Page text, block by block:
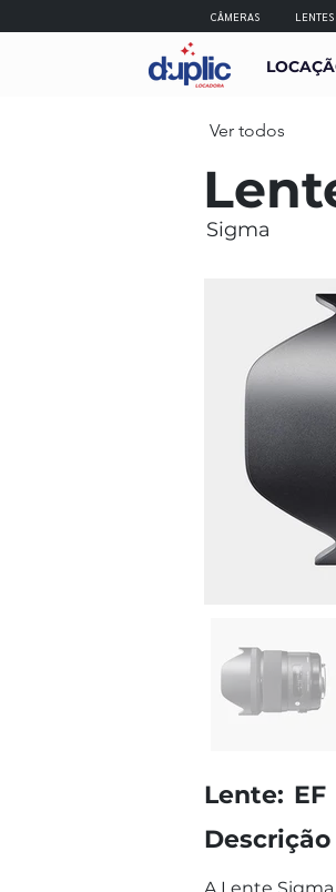
CÂMERAS LENTES
Sigma
Ver todos
Lente: EF
Descrição